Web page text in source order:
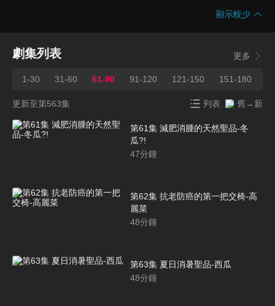
顯示較少
劇集列表 更多
1-30 31-60 61-90 91-120 121-150 151-180
更新至第563集 列表 舊→新
第61集 減肥消腫的天然聖品-冬
瓜?!
47分鐘
第62集 抗老防癌的第一把交椅-高
麗菜
48分鐘
第63集 夏日消暑聖品-西瓜
48分鐘